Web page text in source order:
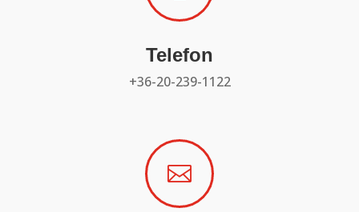
Telefon
+36-20-239-1122
